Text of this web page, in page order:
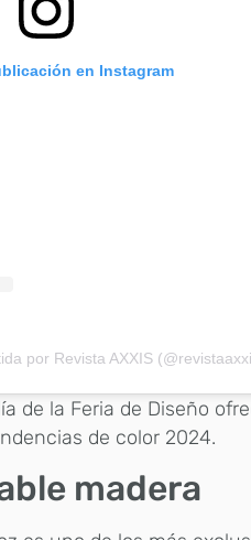
en Instagram
por Revista AXXIS
de la Feria de Diseño
de color 2024.
madera